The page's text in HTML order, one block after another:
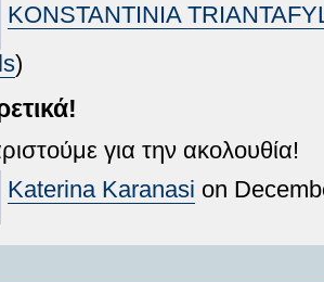
KONSTANTINIA
)
για την ακολουθία!
Katerina Karanasi on